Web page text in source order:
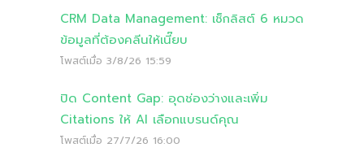
CRM Data Management: เช็กลิสต์ 6 หมวด
ข้อมูลที่ต้องคลีนให้เนี๊ยบ
โพสต์เมื่อ 3/8/26 15:59
ปิด Content Gap: อุดช่องว่างและเพิ่ม
Citations ให้ AI เลือกแบรนด์คุณ
โพสต์เมื่อ 27/7/26 16:00